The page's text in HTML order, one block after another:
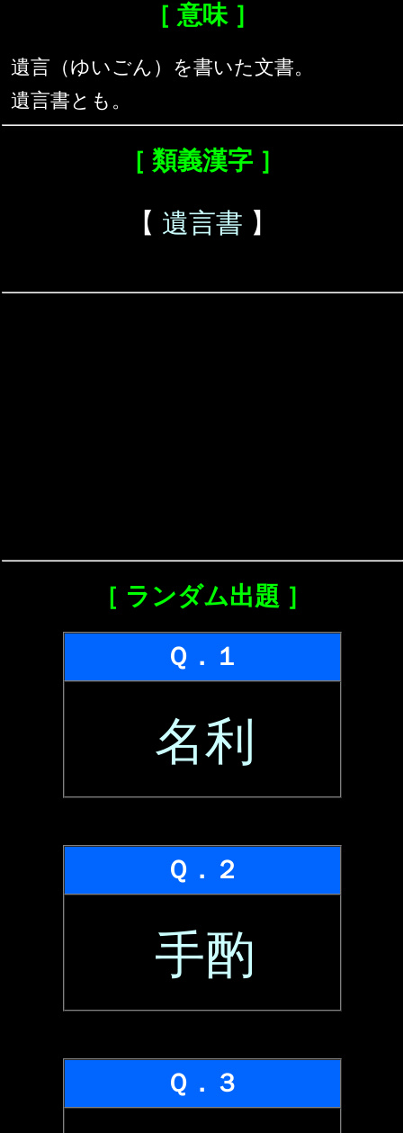
［ 意味 ］
遺言（ゆいごん）を書いた文書。
遺言書とも。
［ 類義漢字 ］
【 遺言書 】
［ ランダム出題 ］
Ｑ．１
名利
Ｑ．２
手酌
Ｑ．３